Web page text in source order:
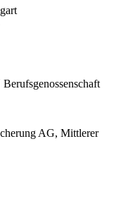
AG, Mittlerer